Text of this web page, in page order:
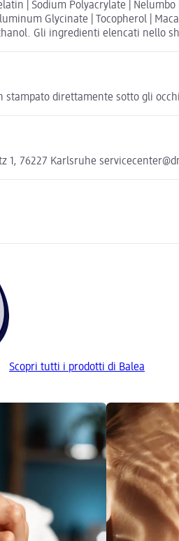
| Sodium Polyacrylate |
Glycinate | Tocopherol |
Gli ingredienti elencati nello
stampato direttamente sotto gli
1, 76227 Karlsruhe
Scopri tutti i prodotti di Balea